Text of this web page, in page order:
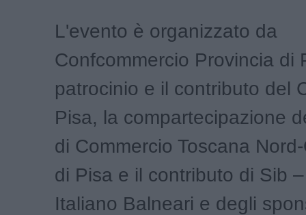
L'evento è organizzato da
Confcommercio Provincia di
patrocinio e il contributo del
Pisa, la compartecipazione
di Commercio Toscana
di Pisa e il contributo di Sib
Italiano Balneari e degli